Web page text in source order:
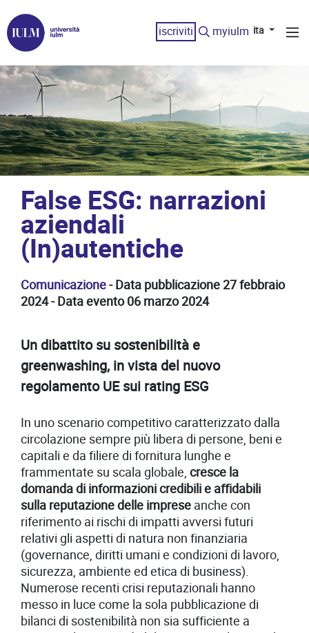
iscriviti myiulm ita
False ESG: narrazioni
aziendali
(In)autentiche
Comunicazione- Data pubblicazione 27 febbraio
2024 - Data evento 06 marzo 2024
Un dibattito su sostenibilità e
greenwashing, in vista del nuovo
regolamento UE sui rating ESG
In uno scenario competitivo caratterizzato dalla
circolazione sempre più libera di persone, beni e
capitali e da filiere di fornitura lunghe e
frammentate su scala globale, cresce la
domanda di informazioni credibili e affidabili
sulla reputazione delle imprese anche con
riferimento ai rischi di impatti avversi futuri
relativi gli aspetti di natura non finanziaria
(governance, diritti umani e condizioni di lavoro,
sicurezza, ambiente ed etica di business).
Numerose recenti crisi reputazionali hanno
messo in luce come la sola pubblicazione di
bilanci di sostenibilità non sia sufficiente a